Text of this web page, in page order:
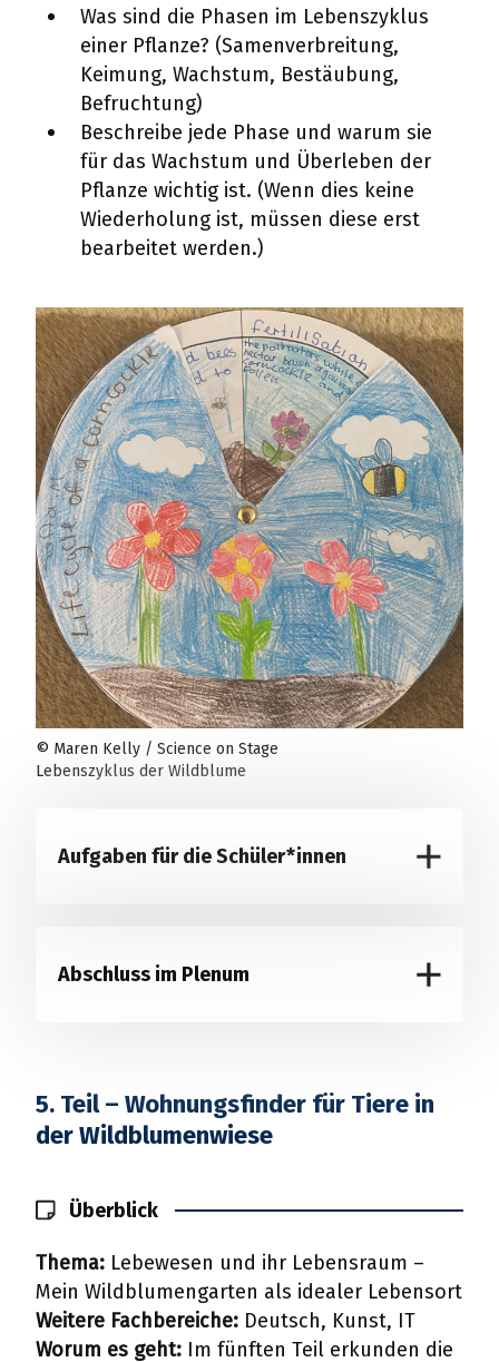
Was sind die Phasen im Lebenszyklus
einer Pflanze? (Samenverbreitung,
Keimung, Wachstum, Bestäubung,
Befruchtung)
Beschreibe jede Phase und warum sie
für das Wachstum und Überleben der
Pflanze wichtig ist. (Wenn dies keine
Wiederholung ist, müssen diese erst
bearbeitet werden.)
© Maren Kelly / Science on Stage
Lebenszyklus der Wildblume
Aufgaben für die Schüler*innen
Abschluss im Plenum
5. Teil – Wohnungsfinder für Tiere in
der Wildblumenwiese
Überblick
Thema: Lebewesen und ihr Lebensraum –
Mein Wildblumengarten als idealer Lebensort
Weitere Fachbereiche: Deutsch, Kunst, IT
Worum es geht: Im fünften Teil erkunden die